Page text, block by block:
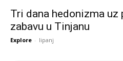
Tri dana hedonizma uz
zabavu u Tinjanu
Explore - lipanj